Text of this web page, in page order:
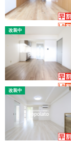
改装中
改装中